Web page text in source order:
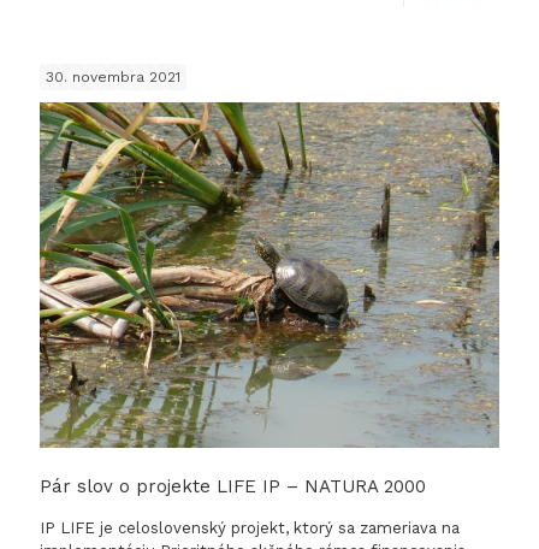
CHKO
30. novembra 2021
Pár slov o projekte LIFE IP – NATURA 2000
IP LIFE je celoslovenský projekt, ktorý sa zameriava na